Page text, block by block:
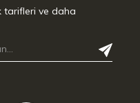
tarifleri ve daha